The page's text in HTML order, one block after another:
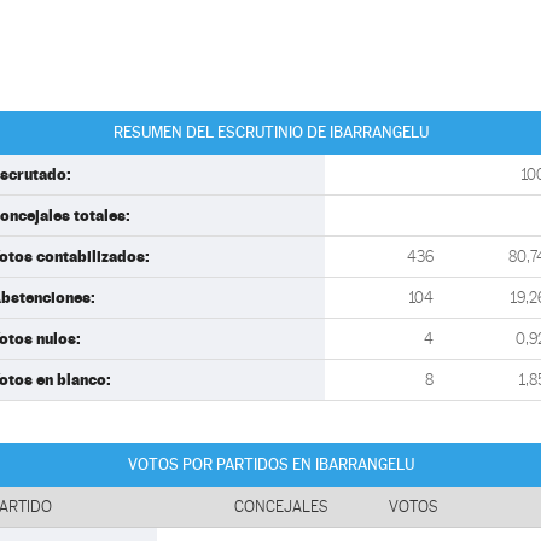
RESUMEN DEL ESCRUTINIO DE IBARRANGELU
totales:
contabilizados: 436
104
nulos: 4
en blanco: 8
VOTOS POR PARTIDOS EN IBARRANGELU
CONCEJALES VOTOS